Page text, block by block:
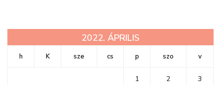
2022. ÁPRILIS
h K sze cs p szo v
1 2 3